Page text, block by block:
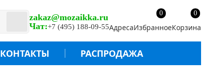
zakaz@mozaikka.ru
Чат:+7 (495) 188-09-55Адреса
0
ИзбранноеКорзина
0
КОНТАКТЫ РАСПРОДАЖА